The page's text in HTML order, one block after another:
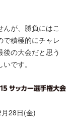
が、勝負にはこ
で積極的にチャレ
の大会だと思う
です。
28日(金)